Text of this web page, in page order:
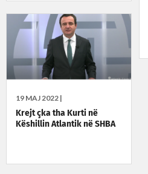
19 MAJ 2022 |
Krejt çka tha Kurti në
Këshillin Atlantik në SHBA